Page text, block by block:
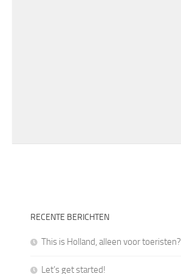
RECENTE BERICHTEN
This is Holland, alleen voor toeristen?
Let’s get started!